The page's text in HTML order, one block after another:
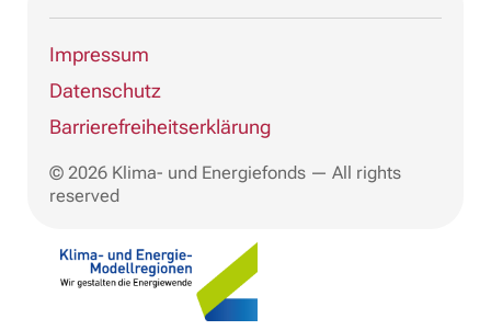
Impressum
Datenschutz
Barrierefreiheitserklärung
© 2026 Klima- und Energiefonds — All rights
reserved